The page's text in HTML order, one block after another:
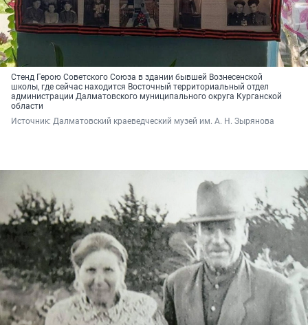
Стенд Герою Советского Союза в здании бывшей Вознесенской
школы, где сейчас находится Восточный территориальный отдел
администрации Далматовского муниципального округа Курганской
области
Источник: Далматовский краеведческий музей им. А. Н. Зырянова